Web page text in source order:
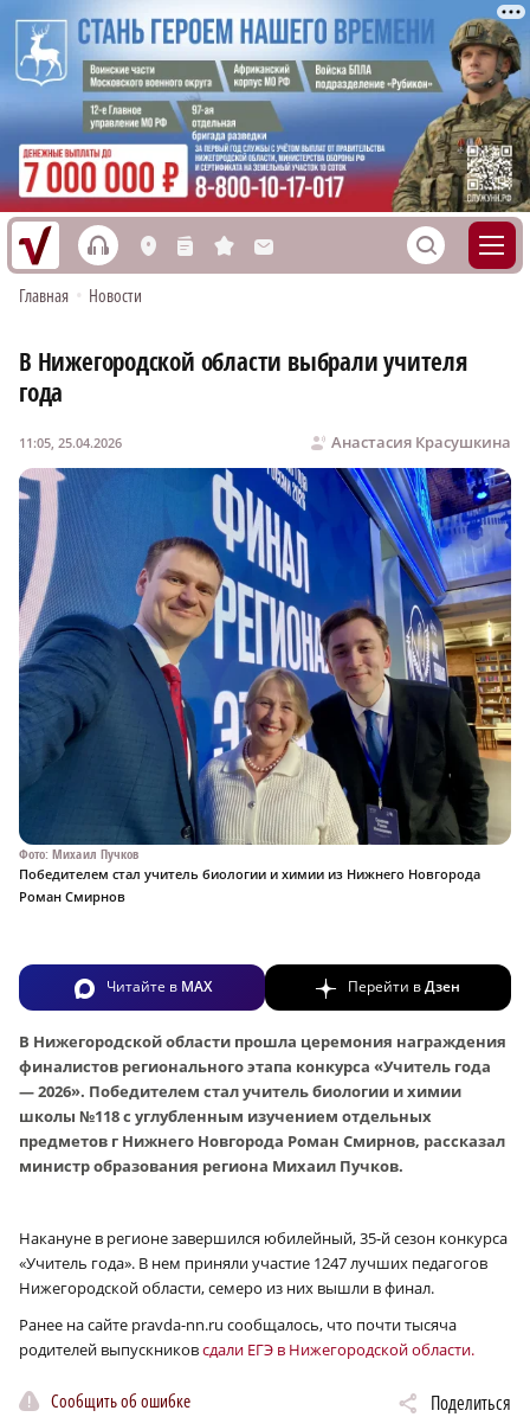
h L n s M S
Главная • Новости
В Нижегородской области выбрали учителя
года
Анастасия Красушкина
11:05, 25.04.2026
Фото: Михаил Пучков
Победителем стал учитель биологии и химии из Нижнего Новгорода
Роман Смирнов
Читайте в MAX Перейти вДзен
В Нижегородской области прошла церемония награждения
финалистов регионального этапа конкурса «Учитель года
— 2026». Победителем стал учитель биологии и химии
школы №118 с углубленным изучением отдельных
предметов г Нижнего Новгорода Роман Смирнов, рассказал
министр образования региона Михаил Пучков.
Накануне в регионе завершился юбилейный, 35‑й сезон конкурса
«Учитель года». В нем приняли участие 1247 лучших педагогов
Нижегородской области, семеро из них вышли в финал.
Ранее на сайте pravda-nn.ru сообщалось, что почти тысяча
родителей выпускниковсдали ЕГЭ в Нижегородской области.
Сообщить об ошибке Поделиться